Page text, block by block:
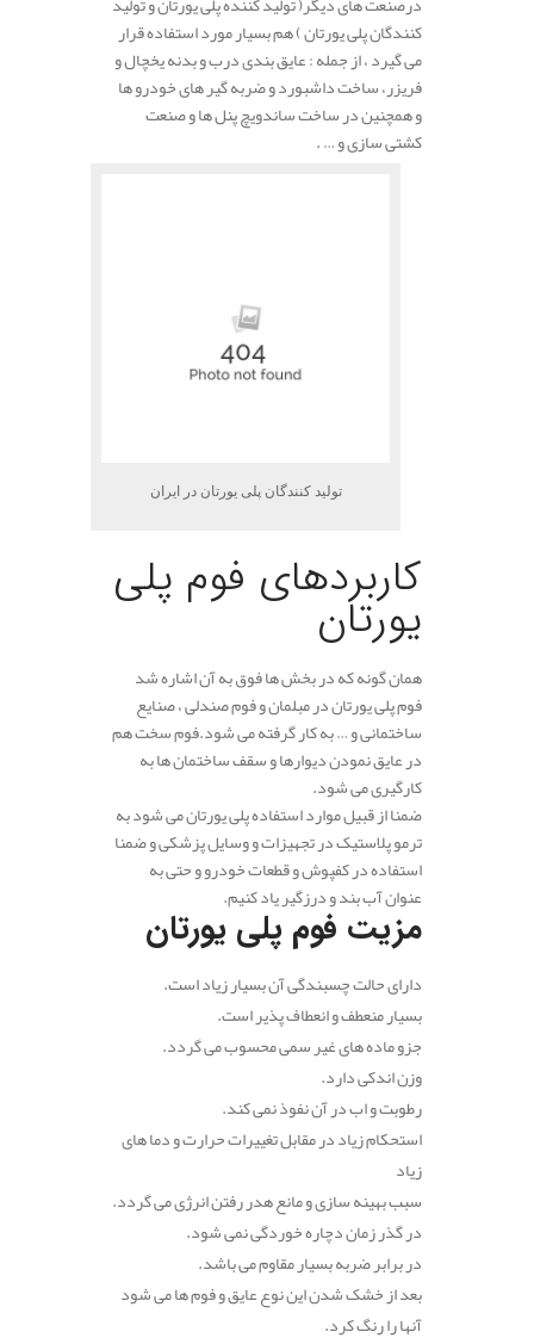
کنندگان پلی یورتان ) هم بسیار مورد استفاده قرار
می گیرد ، از جمله : عایق بندی درب و بدنه یخچال و
فریزر، ساخت داشبورد و ضربه گیر های خودرو ها
و همچنین در ساخت ساندویچ پنل ها و صنعت
کشتی سازی و … .
تولید کنندگان پلی یورتان در ایران
کاربردهای فوم پلی
یورتان
همان گونه که در بخش ها فوق به آن اشاره شد
فوم پلی یورتان در مبلمان و فوم صندلی ، صنایع
ساختمانی و … به کار گرفته می شود.فوم سخت هم
در عایق نمودن دیوارها و سقف ساختمان ها به
کارگیری می شود.
ضمنا از قبیل موارد استفاده پلی یورتان می شود به
ترمو پلاستیک در تجهیزات و وسایل پزشکی و ضمنا
استفاده در کفپوش و قطعات خودرو و حتی به
عنوان آب بند و درزگیر یاد کنیم.
مزیت فوم پلی یورتان
دارای حالت چسبندگی آن بسیار زیاد است.
بسیار منعطف و انعطاف پذیر است.
جزو ماده های غیر سمی محسوب می گردد.
وزن اندکی دارد.
رطوبت و اب در آن نفوذ نمی کند.
استحکام زیاد در مقابل تغییرات حرارت و دما های
زیاد
سبب بهینه سازی و مانع هدر رفتن انرژی می گردد.
در گذر زمان دچاره خوردگی نمی شود.
در برابر ضربه بسیار مقاوم می باشد.
بعد از خشک شدن این نوع عایق و فوم ها می شود
آنها را رنگ کرد.